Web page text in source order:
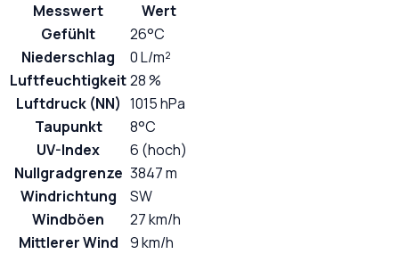
Messwert
Wert
Gefühlt
26°C
Niederschlag
0 L/m²
Luftfeuchtigkeit28 %
Luftdruck (NN) 1015 hPa
Taupunkt
8°C
UV-Index
6 (hoch)
Nullgradgrenze 3847 m
Windrichtung
SW
Windböen
27 km/h
Mittlerer Wind
9 km/h